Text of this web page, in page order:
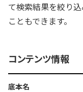
て検索結果を絞り
こともできます。
コンテンツ情報
底本名